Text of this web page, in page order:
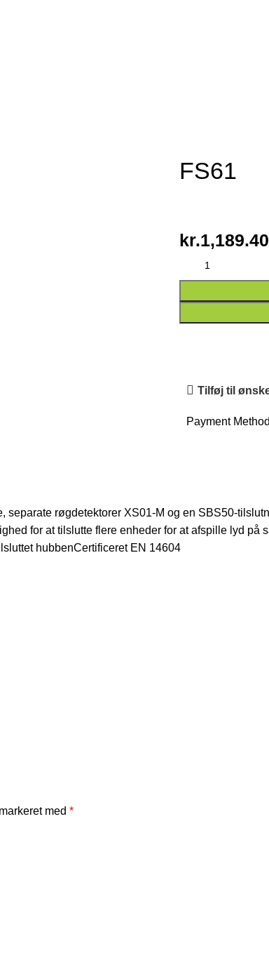
FS61
kr.1,189.40
Tilføj til
Payment
røgdetektorer XS01-M og en SBS50-
for at tilslutte flere enheder for at afspille lyd på
hubbenCertificeret EN 14604
med *